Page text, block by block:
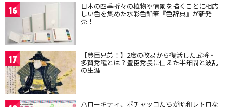
16 日本の四季折々の植物や情景を描くことに相応
しい色を集めた水彩色鉛筆『色辞典』が新発
売！
17 【豊臣兄弟！】2度の改易から復活した武将・
多賀秀種とは？豊臣秀長に仕えた半年間と波乱
の生涯
ハローキティ、ポチャッコたちが昭和レトロな